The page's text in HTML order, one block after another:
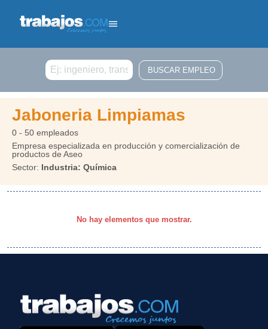
Buscar
Jaboneria Limpiamas
0 - 50 empleados
Empresa especializada en producción y comercialización de
productos de Aseo
Sector: Industria: Química
No hay elementos que mostrar.